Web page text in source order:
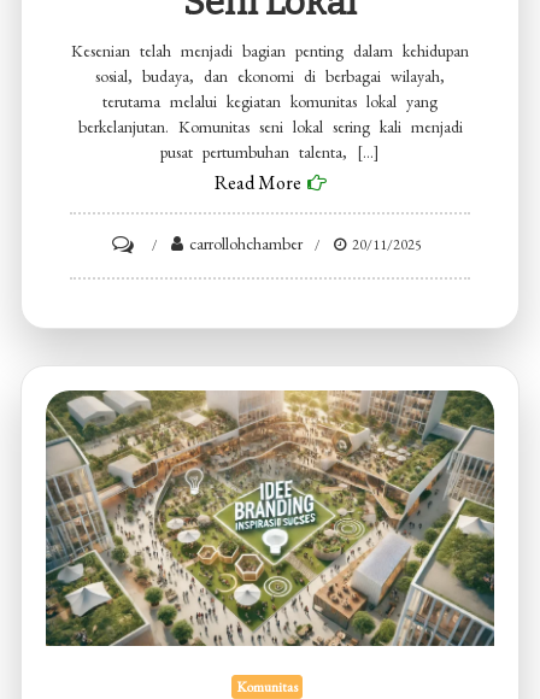
Kesenian telah menjadi bagian penting dalam kehidupan
sosial, budaya, dan ekonomi di berbagai wilayah,
terutama melalui kegiatan komunitas lokal yang
berkelanjutan. Komunitas seni lokal sering kali menjadi
pusat pertumbuhan talenta, […]
Read More
Peluang
Seni
Lokal
carrollohchamber 20/11/2025
Komunitas